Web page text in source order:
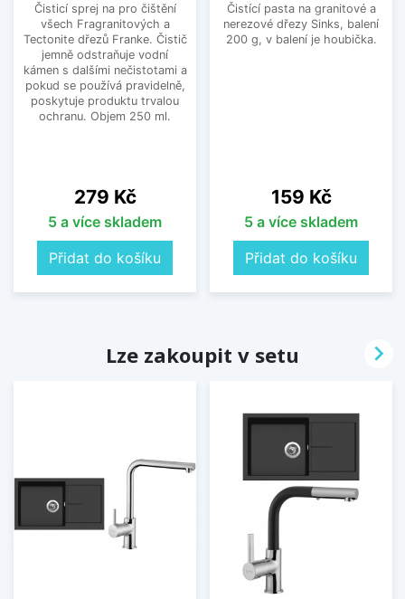
Čisticí sprej na pro čištění
všech Fragranitových a
Tectonite dřezů Franke. Čistič
jemně odstraňuje vodní
kámen s dalšími nečistotami a
pokud se používá pravidelně,
poskytuje produktu trvalou
ochranu. Objem 250 ml.
Cena
279 Kč
5 a více skladem
Přidat do košíku
Čistící pasta na granitové a
nerezové dřezy Sinks, balení
200 g, v balení je houbička.
Cena
159 Kč
5 a více skladem
Přidat do košíku
Lze zakoupit v setu 